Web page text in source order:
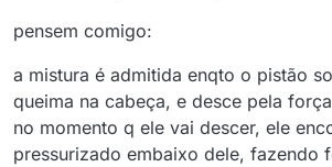
pensem comigo:
a mistura é admitida enqto o pistão
queima na cabeça, e desce pela
no momento q ele vai descer, ele
pressurizado embaixo dele, fazendo